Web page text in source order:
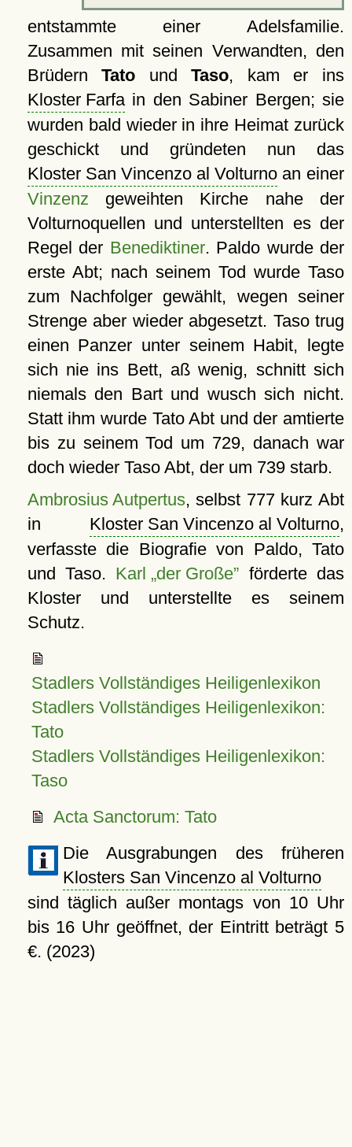
entstammte einer Adelsfamilie.
Zusammen mit seinen Verwandten, den
BrüdernTato undTaso, kam er ins
Kloster Farfain den Sabiner Bergen; sie
wurden bald wieder in ihre Heimat zurück
geschickt und gründeten nun das
Kloster San Vincenzo al Volturnoan einer
Vinzenz geweihten Kirche nahe der
Volturnoquellen und unterstellten es der
Regel der Benediktiner. Paldo wurde der
erste Abt; nach seinem Tod wurde Taso
zum Nachfolger gewählt, wegen seiner
Strenge aber wieder abgesetzt. Taso trug
einen Panzer unter seinem Habit, legte
sich nie ins Bett, aß wenig, schnitt sich
niemals den Bart und wusch sich nicht.
Statt ihm wurde Tato Abt und der amtierte
bis zu seinem Tod um 729, danach war
doch wieder Taso Abt, der um 739 starb.
Ambrosius Autpertus, selbst 777 kurz Abt
in Kloster San Vincenzo al Volturno,
verfasste die Biografie von Paldo, Tato
und Taso. Karl „der Große” förderte das
Kloster und unterstellte es seinem
Schutz.
Stadlers Vollständiges Heiligenlexikon
Stadlers Vollständiges Heiligenlexikon:
Tato
Stadlers Vollständiges Heiligenlexikon:
Taso
Acta Sanctorum: Tato
Die Ausgrabungen des früheren
Klosters San Vincenzo al Volturno
sind täglich außer montags von 10 Uhr
bis 16 Uhr geöffnet, der Eintritt beträgt 5
€. (2023)